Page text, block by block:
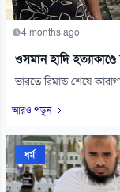
4 months ago
ওসমান হাদি
ভারতে রিমান্ড শেষে
আরও পড়ুন
ধর্ম